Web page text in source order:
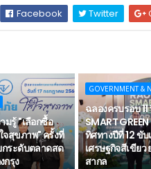
Facebook Twitter
มรู้ "เลือกซื้อ
จสุขภาพ" ครั้งที่
ระดับตลาดสด
กรุง
GOVERNMENT &
ฉลองครบรอบ
SMART
ทิศทางปีที่ 12 ขั
เศรษฐกิจสีเขียว
สากล